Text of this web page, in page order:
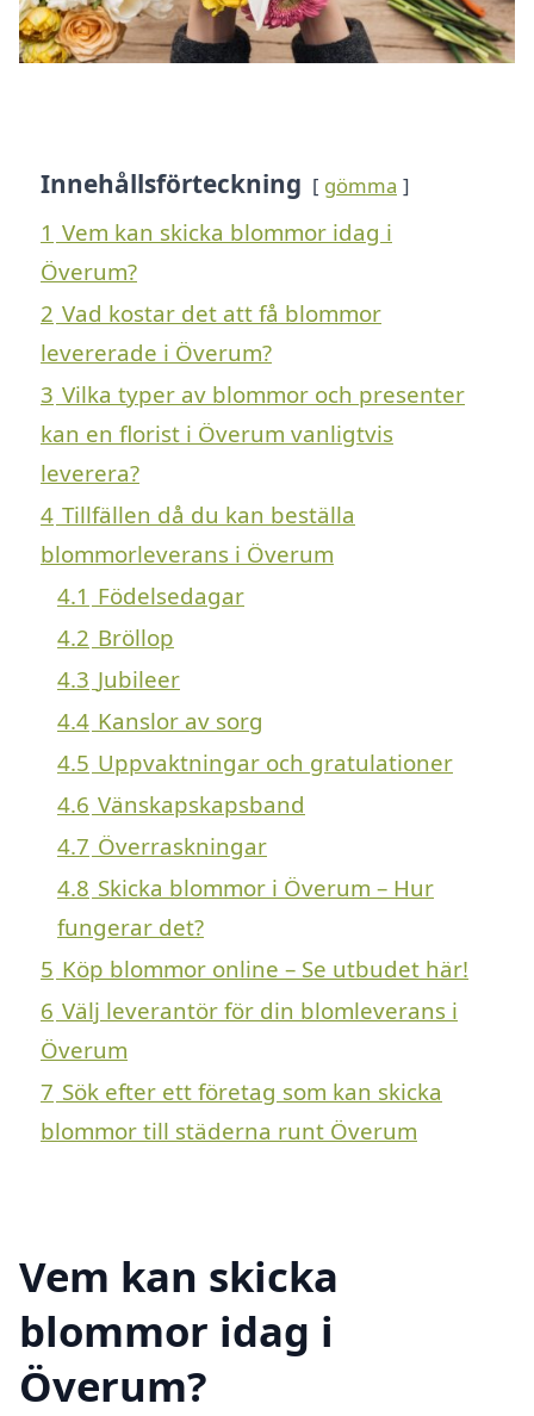
Innehållsförteckning gömma
1 Vem kan skicka blommor idag i
Överum?
2 Vad kostar det att få blommor
levererade i Överum?
3 Vilka typer av blommor och presenter
kan en florist i Överum vanligtvis
leverera?
4 Tillfällen då du kan beställa
blommorleverans i Överum
4.1 Födelsedagar
4.2 Bröllop
4.3 Jubileer
4.4 Kanslor av sorg
4.5 Uppvaktningar och gratulationer
4.6 Vänskapskapsband
4.7 Överraskningar
4.8 Skicka blommor i Överum – Hur
fungerar det?
5 Köp blommor online – Se utbudet här!
6 Välj leverantör för din blomleverans i
Överum
7 Sök efter ett företag som kan skicka
blommor till städerna runt Överum
Vem kan skicka
blommor idag i
Överum?